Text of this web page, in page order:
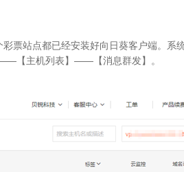
票站点都已经安装好向日葵客户端。
【主机列表】——【消息群发】。